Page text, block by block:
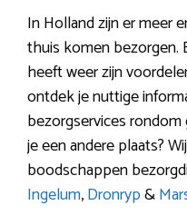
In Holland zijn er meer
thuis komen bezorgen.
heeft weer zijn
ontdek je nuttige
bezorgservices
je een andere plaats?
boodschappen
Ingelum,Dronryp&